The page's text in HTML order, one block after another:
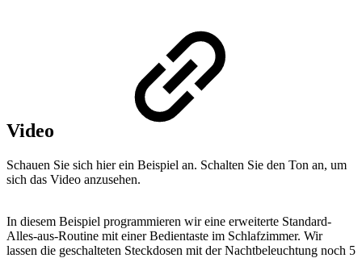
Video
Schauen Sie sich hier ein Beispiel an. Schalten Sie den Ton an, um
sich das Video anzusehen.
In diesem Beispiel programmieren wir eine erweiterte Standard-
Alles-aus-Routine mit einer Bedientaste im Schlafzimmer. Wir
lassen die geschalteten Steckdosen mit der Nachtbeleuchtung noch 5